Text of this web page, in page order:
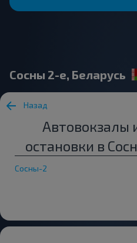
Сосны 2-е, Беларусь
Назад
Автовокзалы
остановки в
Сосны-2